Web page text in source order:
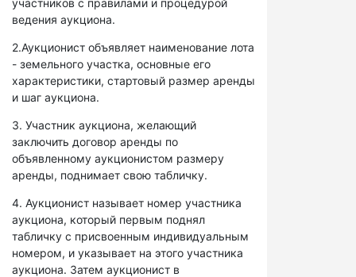
участников с правилами и процедурой
ведения аукциона.
2.Аукционист объявляет наименование лота
- земельного участка, основные его
характеристики, стартовый размер аренды
и шаг аукциона.
3. Участник аукциона, желающий
заключить договор аренды по
объявленному аукционистом размеру
аренды, поднимает свою табличку.
4. Аукционист называет номер участника
аукциона, который первым поднял
табличку с присвоенным индивидуальным
номером, и указывает на этого участника
аукциона. Затем аукционист в